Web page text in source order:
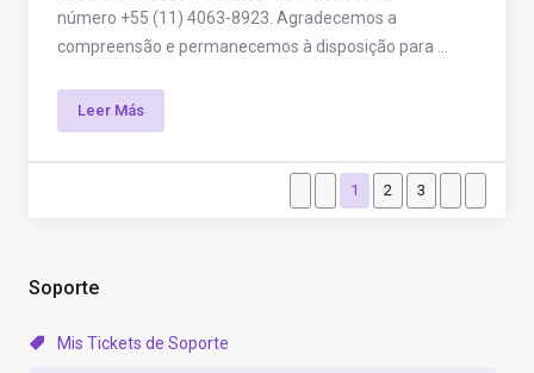
Soporte
Mis Tickets de Soporte
número +55 (11) 4063-8923. Agradecemos a
compreensão e permanecemos à disposição para ...
Leer Más
1 2 3